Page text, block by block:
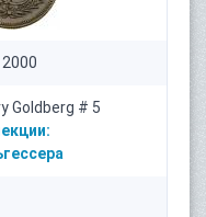
Goldberg # 5